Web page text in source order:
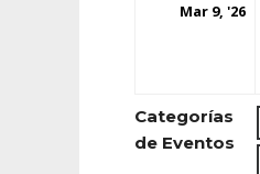
Mar 9, '26
Categorías
de Eventos